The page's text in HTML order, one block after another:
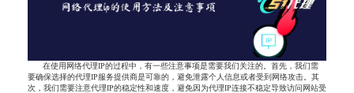
在使用网络代理IP的过程中，有一些注意事项是需要我们关注的。首先，我们需
要确保选择的代理IP服务提供商是可靠的，避免泄露个人信息或者受到网络攻击。其
次，我们需要注意代理IP的稳定性和速度，避免因为代理IP连接不稳定导致访问网站受